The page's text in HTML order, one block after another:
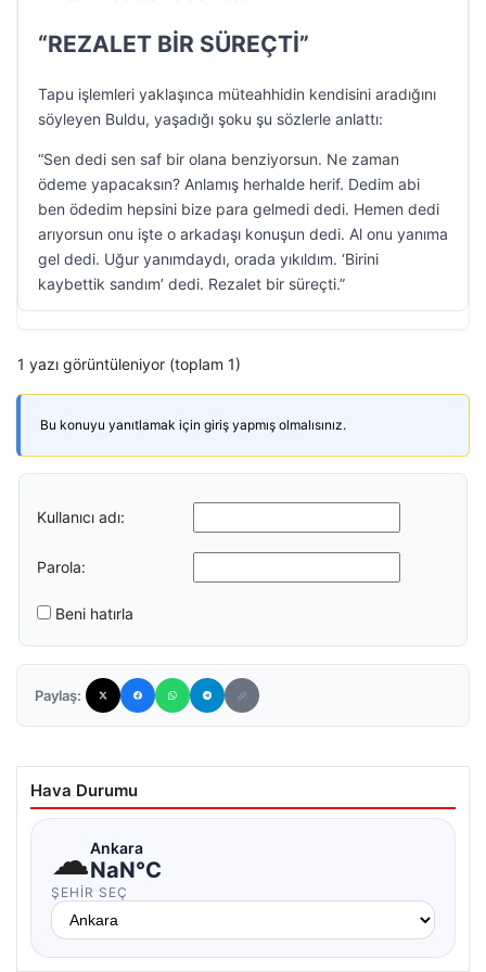
“REZALET BİR SÜREÇTİ”
Tapu işlemleri yaklaşınca müteahhidin kendisini aradığını
söyleyen Buldu, yaşadığı şoku şu sözlerle anlattı:
“Sen dedi sen saf bir olana benziyorsun. Ne zaman
ödeme yapacaksın? Anlamış herhalde herif. Dedim abi
ben ödedim hepsini bize para gelmedi dedi. Hemen dedi
arıyorsun onu işte o arkadaşı konuşun dedi. Al onu yanıma
gel dedi. Uğur yanımdaydı, orada yıkıldım. ‘Birini
kaybettik sandım’ dedi. Rezalet bir süreçti.”
1 yazı görüntüleniyor (toplam 1)
Bu konuyu yanıtlamak için giriş yapmış olmalısınız.
Kullanıcı adı:
Parola:
Beni hatırla
Paylaş:
Hava Durumu
☁Ankara
NaN°C
ŞEHIR SEÇ